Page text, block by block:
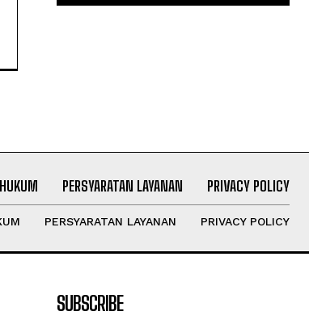
PERSYARATAN LAYANAN PRIVACY POLICY
PERSYARATAN LAYANAN PRIVACY POLICY
SUBSCRIBE